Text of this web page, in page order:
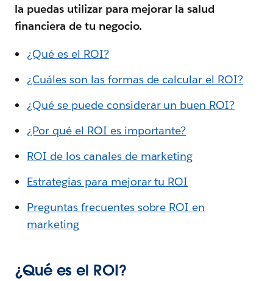
la puedas utilizar para mejorar la salud
financiera de tu negocio.
¿Qué es el ROI?
¿Cuáles son las formas de calcular el ROI?
¿Qué se puede considerar un buen ROI?
¿Por qué el ROI es importante?
ROI de los canales de marketing
Estrategias para mejorar tu ROI
Preguntas frecuentes sobre ROI en
marketing
¿Qué es el ROI?